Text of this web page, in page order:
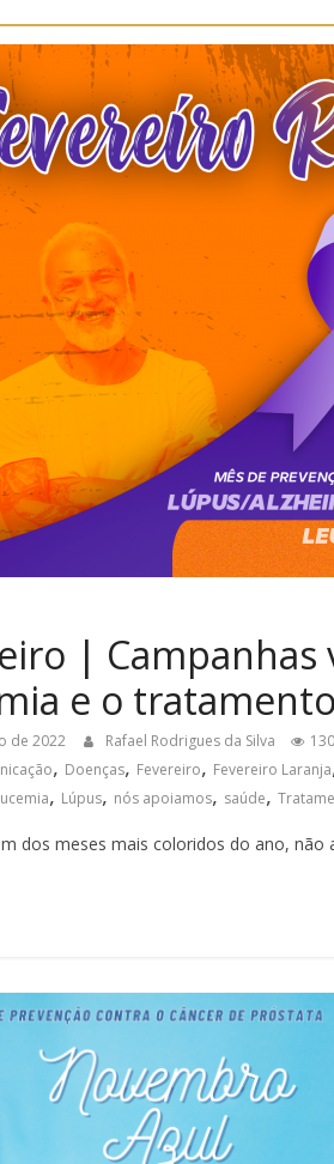
| Campanhas
e o
de 2022 Rafael Rodrigues da Silva
, Doenças, Fevereiro, Fevereiro Laranja
, Lúpus, nós apoiamos, saúde,
dos meses mais coloridos do ano,